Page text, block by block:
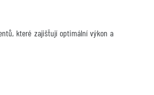
které zajišťují optimální výkon a